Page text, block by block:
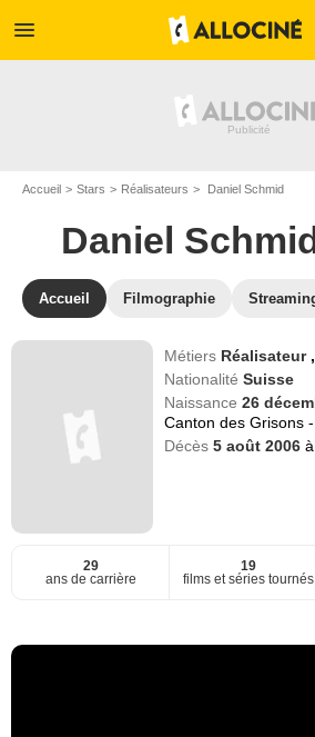
menu
Accueil Stars Réalisateurs Daniel Schmid
Daniel
Accueil Filmographie
Métiers Réalisateur
NationalitéSuisse
Naissance26
Canton des Grisons
Décès5 août 2006
29
ans de carrière
19
films et séries tournés